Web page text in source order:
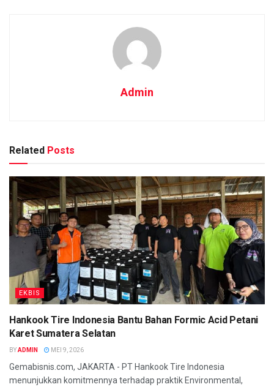
Admin
Related Posts
EKBIS
Hankook Tire Indonesia Bantu Bahan Formic Acid Petani
Karet Sumatera Selatan
BYADMIN MEI 9, 2026
Gemabisnis.com, JAKARTA - PT Hankook Tire Indonesia
menunjukkan komitmennya terhadap praktik Environmental,